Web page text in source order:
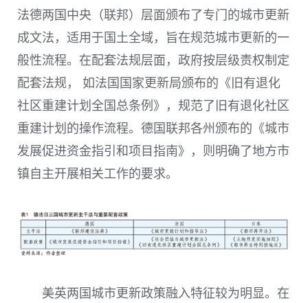
法德两国中央（联邦）层面颁布了专门的城市更新
成文法，适用于国土全域，旨在规范城市更新的一
般性流程。在配套法规层面，政府按层级责权制定
配套法规， 如法国国家更新局颁布的《旧有退化
社区重建计划全国总条例》，规范了旧有退化社区
重建计划的操作流程。德国联邦各州颁布的《城市
发展促进资金指引和项目指南》，则明确了地方市
镇自主开展相关工作的要求。
美英两国城市更新政策融入特征较为明显。在